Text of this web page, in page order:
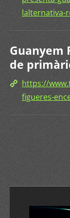
lalternativa-
Guanyem
de
https://
figueres-